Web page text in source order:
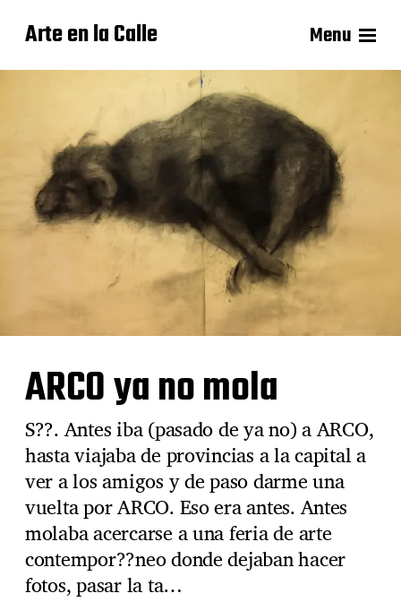
Arte en la Calle Menu
ARCO ya no mola
S??. Antes iba (pasado de ya no) a ARCO,
hasta viajaba de provincias a la capital a
ver a los amigos y de paso darme una
vuelta por ARCO. Eso era antes. Antes
molaba acercarse a una feria de arte
contempor??neo donde dejaban hacer
fotos, pasar la ta…